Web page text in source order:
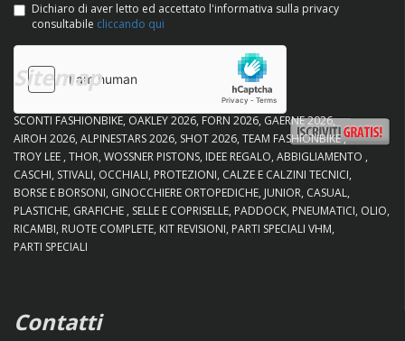
Dichiaro di aver letto ed accettato l'informativa sulla privacy
consultabile cliccando qui
Sitemap
SCONTI FASHIONBIKE OAKLEY 2026 FORN 2026 GAERNE 2026
AIROH 2026 ALPINESTARS 2026 SHOT 2026 TEAM FASHIONBIKE
TROY LEE THOR WOSSNER PISTONS IDEE REGALO ABBIGLIAMENTO
CASCHI STIVALI OCCHIALI PROTEZIONI CALZE E CALZINI TECNICI
BORSE E BORSONI GINOCCHIERE ORTOPEDICHE JUNIOR CASUAL
PLASTICHE GRAFICHE SELLE E COPRISELLE PADDOCK PNEUMATICI OLIO
RICAMBI RUOTE COMPLETE KIT REVISIONI PARTI SPECIALI VHM
PARTI SPECIALI
Contatti